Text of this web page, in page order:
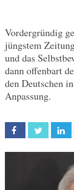
Vordergründig
jüngstem
und das
dann offenbart
den Deutschen
Anpassung.
Facebook Twitter